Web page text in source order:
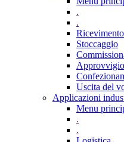
.
.
Stoccaggio
Uscita del
Applicazioni
Menu
.
.